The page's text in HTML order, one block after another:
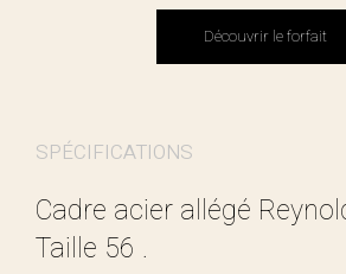
Découvrir le forfait
Découvrir le forfait
SPÉCIFICATIONS
Cadre acier allégé
Taille 56 .